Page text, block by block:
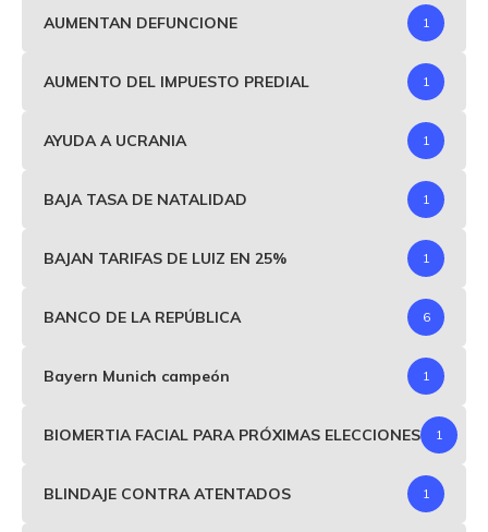
AUMENTAN DEFUNCIONE 1
AUMENTO DEL IMPUESTO PREDIAL 1
AYUDA A UCRANIA 1
BAJA TASA DE NATALIDAD 1
BAJAN TARIFAS DE LUIZ EN 25% 1
BANCO DE LA REPÚBLICA 6
Bayern Munich campeón 1
BIOMERTIA FACIAL PARA PRÓXIMAS ELECCIONES 1
BLINDAJE CONTRA ATENTADOS 1